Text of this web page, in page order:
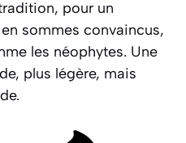
pour un
sommes convaincus,
les néophytes. Une
plus légère, mais